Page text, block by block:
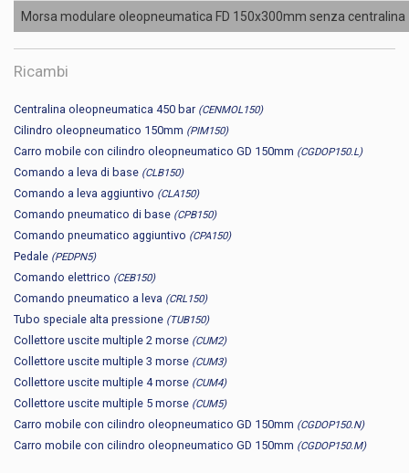
Morsa modulare oleopneumatica FD 150x300mm senza centralina
Ricambi
Centralina oleopneumatica 450 bar (CENMOL150)
Cilindro oleopneumatico 150mm (PIM150)
Carro mobile con cilindro oleopneumatico GD 150mm (CGDOP150.L)
Comando a leva di base (CLB150)
Comando a leva aggiuntivo (CLA150)
Comando pneumatico di base (CPB150)
Comando pneumatico aggiuntivo (CPA150)
Pedale (PEDPN5)
Comando elettrico (CEB150)
Comando pneumatico a leva (CRL150)
Tubo speciale alta pressione (TUB150)
Collettore uscite multiple 2 morse (CUM2)
Collettore uscite multiple 3 morse (CUM3)
Collettore uscite multiple 4 morse (CUM4)
Collettore uscite multiple 5 morse (CUM5)
Carro mobile con cilindro oleopneumatico GD 150mm (CGDOP150.N)
Carro mobile con cilindro oleopneumatico GD 150mm (CGDOP150.M)